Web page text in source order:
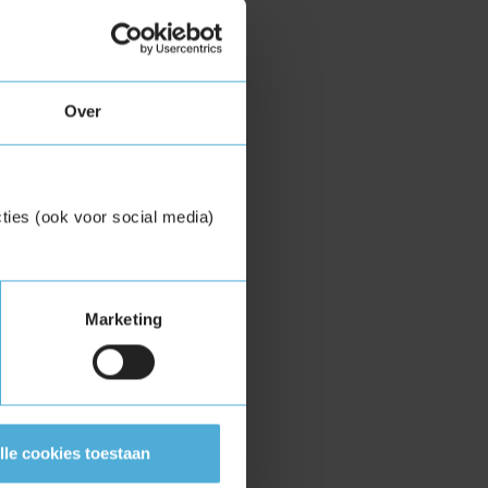
Over
(ook voor social media)
Marketing
cookies toestaan